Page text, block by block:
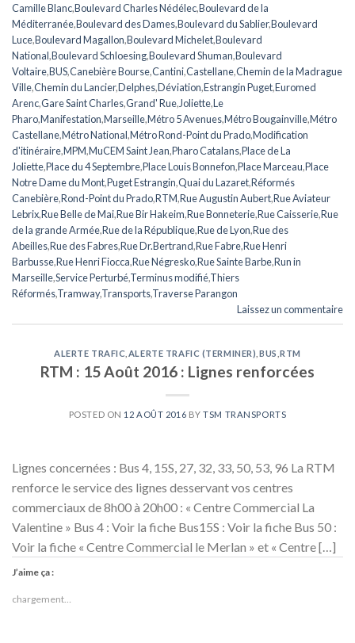
Camille Blanc,Boulevard Charles Nédélec,Boulevard de la
Méditerranée,Boulevard des Dames,Boulevard du Sablier,Boulevard
Luce,Boulevard Magallon,Boulevard Michelet,Boulevard
National,Boulevard Schloesing,Boulevard Shuman,Boulevard
Voltaire,BUS,Canebière Bourse,Cantini,Castellane,Chemin de la Madrague
Ville,Chemin du Lancier,Delphes,Déviation,Estrangin Puget,Euromed
Arenc,Gare Saint Charles,Grand' Rue,Joliette,Le
Pharo,Manifestation,Marseille,Métro 5 Avenues,Métro Bougainville,Métro
Castellane,Métro National,Métro Rond-Point du Prado,Modification
d'itinéraire,MPM,MuCEM Saint Jean,Pharo Catalans,Place de La
Joliette,Place du 4 Septembre,Place Louis Bonnefon,Place Marceau,Place
Notre Dame du Mont,Puget Estrangin,Quai du Lazaret,Réformés
Canebière,Rond-Point du Prado,RTM,Rue Augustin Aubert,Rue Aviateur
Lebrix,Rue Belle de Mai,Rue Bir Hakeim,Rue Bonneterie,Rue Caisserie,Rue
de la grande Armée,Rue de la République,Rue de Lyon,Rue des
Abeilles,Rue des Fabres,Rue Dr.Bertrand,Rue Fabre,Rue Henri
Barbusse,Rue Henri Fiocca,Rue Négresko,Rue Sainte Barbe,Run in
Marseille,Service Perturbé,Terminus modifié,Thiers
Réformés,Tramway,Transports,Traverse Parangon
Laissez un commentaire
ALERTE TRAFIC ALERTE TRAFIC (TERMINER) BUS ,RTM
RTM : 15 Août 2016 : Lignes renforcées
POSTED ON 12 AOÛT 2016 BYTSM TRANSPORTS
Lignes concernées : Bus 4, 15S, 27, 32, 33, 50, 53, 96 La RTM
renforce le service des lignes desservant vos centres
commerciaux de 8h00 à 20h00 : « Centre Commercial La
Valentine » Bus 4 : Voir la fiche Bus15S : Voir la fiche Bus 50 :
Voir la fiche « Centre Commercial le Merlan » et « Centre […]
J’aime ça :
chargement…